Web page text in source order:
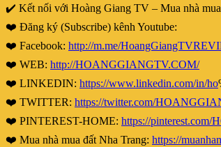
✔️ Kết nối với Hoàng Giang TV – Mua nhà mua
❤️ Đăng ký (Subscribe) kênh Youtube:
❤️ Facebook: http://m.me/
❤️ WEB: http://HOANGGIANGTV.COM/
❤️ LINKEDIN: https://www.linkedin.com/in/ho
❤️ TWITTER: https://twitter.com/
❤️ PINTEREST-HOME: https://
❤️ Mua nhà mua đất Nha Trang: https://